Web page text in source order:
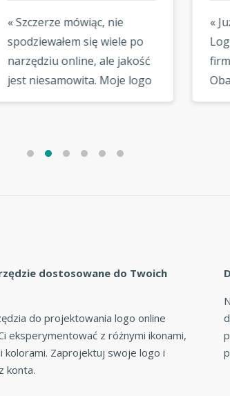
po
jakość
logo
od
« Już dwa razy
Logogenie — raz dla
firmy, raz dla znajomego.
Oba loga wyszły świetnie.
Zdecydowanie
dostosowane do Twoich
do projektowania logo online
eksperymentować z różnymi ikonami,
kolorami. Zaprojektuj swoje logo i
konta.